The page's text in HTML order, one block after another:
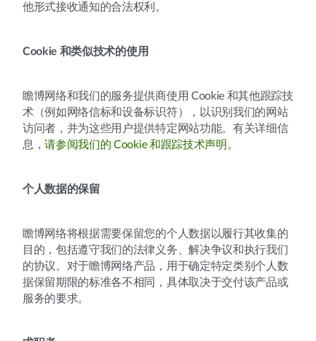
他形式接收通知的合法权利。
Cookie 和类似技术的使用
瞻博网络和我们的服务提供商使用 Cookie 和其他跟踪技
术（例如网络信标和设备标识符），以识别我们的网站
访问者，并为这些用户提供特定网站功能。有关详细信
息，请参阅我们的 Cookie 和跟踪技术声明。
个人数据的保留
瞻博网络将根据需要保留您的个人数据以履行其收集的
目的，包括遵守我们的法律义务、解决争议和执行我们
的协议。对于瞻博网络产品，用于确定特定类别个人数
据保留期限的标准各不相同，具体取决于交付该产品或
服务的要求。